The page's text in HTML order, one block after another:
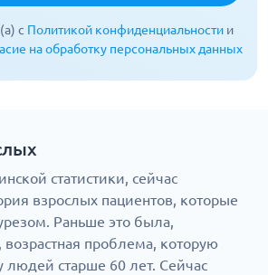
с Политикой конфиденциальности и
на обработку персональных данных
статистики, сейчас
взрослых пациентов, которые
Раньше это была,
проблема, которую
людей старше 60 лет. Сейчас